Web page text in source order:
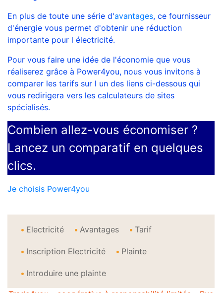
En plus de toute une série d'avantages, ce fournisseur
d'énergie vous permet d'obtenir une réduction
importante pour l électricité.
Pour vous faire une idée de l'économie que vous
réaliserez grâce à Power4you, nous vous invitons à
comparer les tarifs sur l un des liens ci-dessous qui
vous redirigera vers les calculateurs de sites
spécialisés.
Combien allez-vous économiser ?
Lancez un comparatif en quelques
clics.
Je choisis Power4you
Electricité Avantages Tarif
Inscription Electricité Plainte
Introduire une plainte